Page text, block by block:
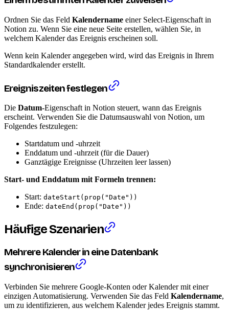
Ordnen Sie das Feld Kalendername einer Select-Eigenschaft in
Notion zu. Wenn Sie eine neue Seite erstellen, wählen Sie, in
welchem Kalender das Ereignis erscheinen soll.
Wenn kein Kalender angegeben wird, wird das Ereignis in Ihrem
Standardkalender erstellt.
Ereigniszeiten festlegen
Die Datum-Eigenschaft in Notion steuert, wann das Ereignis
erscheint. Verwenden Sie die Datumsauswahl von Notion, um
Folgendes festzulegen:
Startdatum und -uhrzeit
Enddatum und -uhrzeit (für die Dauer)
Ganztägige Ereignisse (Uhrzeiten leer lassen)
Start- und Enddatum mit Formeln trennen:
Start: dateStart(prop("Date"))
Ende: dateEnd(prop("Date"))
Häufige Szenarien
Mehrere Kalender in eine Datenbank
synchronisieren
Verbinden Sie mehrere Google-Konten oder Kalender mit einer
einzigen Automatisierung. Verwenden Sie das Feld Kalendername,
um zu identifizieren, aus welchem Kalender jedes Ereignis stammt.